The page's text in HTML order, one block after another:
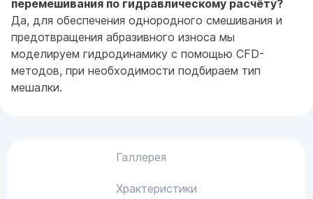
перемешивания по гидравлическому расчёту?
Да, для обеспечения однородного смешивания и
предотвращения абразивного износа мы
моделируем гидродинамику с помощью CFD-
методов, при необходимости подбираем тип
мешалки.
Галлерея
Храктеристики